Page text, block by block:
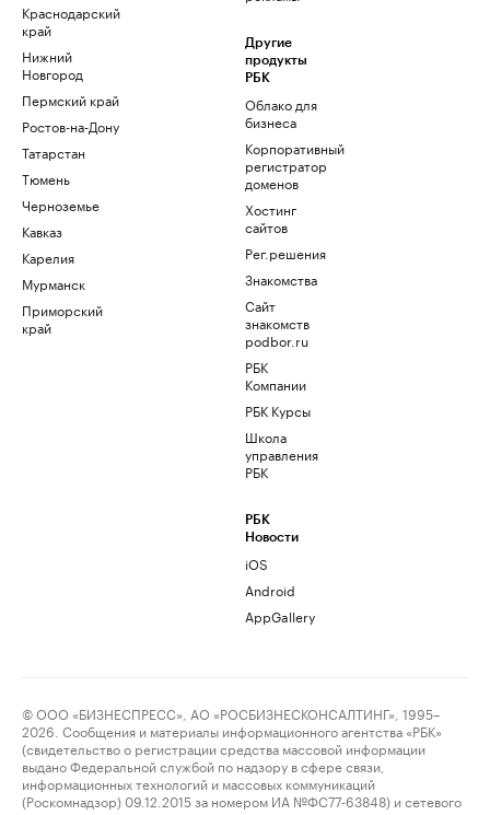
Краснодарский
край
Нижний
Новгород
Пермский край
Ростов-на-Дону
Татарстан
Тюмень
Черноземье
Кавказ
Карелия
Мурманск
Приморский
край
Другие
продукты
РБК
Облако для
бизнеса
Корпоративный
регистратор
доменов
Хостинг
сайтов
Рег.решения
Знакомства
Сайт
знакомств
podbor.ru
РБК
Компании
РБК Курсы
Школа
управления
РБК
РБК
Новости
iOS
Android
AppGallery
© ООО «БИЗНЕСПРЕСС», АО «РОСБИЗНЕСКОНСАЛТИНГ», 1995–
2026. Сообщения и материалы информационного агентства «РБК»
(свидетельство о регистрации средства массовой информации
выдано Федеральной службой по надзору в сфере связи,
информационных технологий и массовых коммуникаций
(Роскомнадзор) 09.12.2015 за номером ИА №ФС77-63848) и сетевого